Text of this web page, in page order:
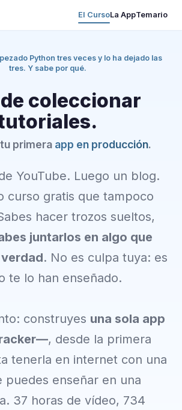
El CursoLa AppTemario
Python tres veces y lo ha dejado las
tres. Y sabe por qué.
coleccionar
primera app en producción.
YouTube. Luego un blog.
curso gratis que tampoco
hacer trozos sueltos,
juntarlos en algo que
. No es culpa tuya: es
te lo han enseñado.
construyes una sola app
, desde la primera
tenerla en internet con una
puedes enseñar en una
37 horas de vídeo, 734